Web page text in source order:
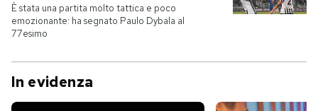
È stata una partita molto tattica e poco
emozionante: ha segnato Paulo Dybala al
77esimo
In evidenza